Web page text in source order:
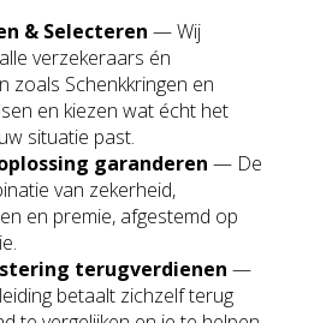
& Selecteren — Wij
verzekeraars én
zoals Schenkkringen en
en kiezen wat écht het
situatie past.
garanderen — De
van zekerheid,
en premie, afgestemd op
terugverdienen —
betaalt zichzelf terug